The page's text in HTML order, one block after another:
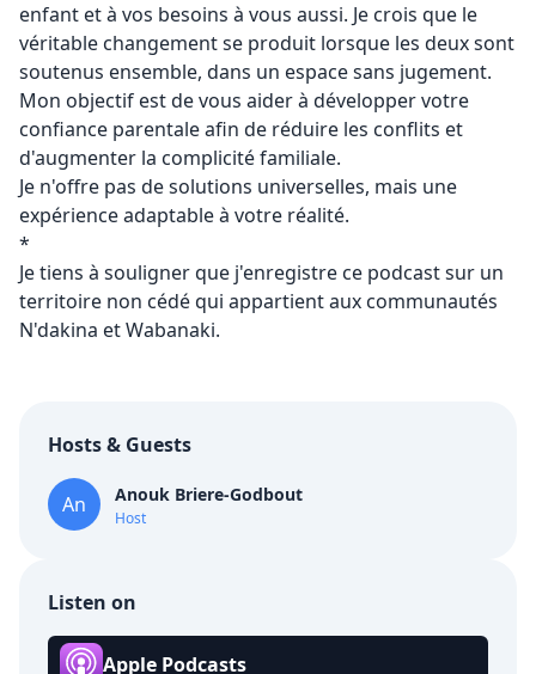
enfant et à vos besoins à vous aussi. Je crois que le
véritable changement se produit lorsque les deux sont
soutenus ensemble, dans un espace sans jugement.
Mon objectif est de vous aider à développer votre
confiance parentale afin de réduire les conflits et
d'augmenter la complicité familiale.
Je n'offre pas de solutions universelles, mais une
expérience adaptable à votre réalité.
*
Je tiens à souligner que j'enregistre ce podcast sur un
territoire non cédé qui appartient aux communautés
N'dakina et Wabanaki.
Hosts & Guests
An Anouk Briere-Godbout
Host
Listen on
Apple Podcasts